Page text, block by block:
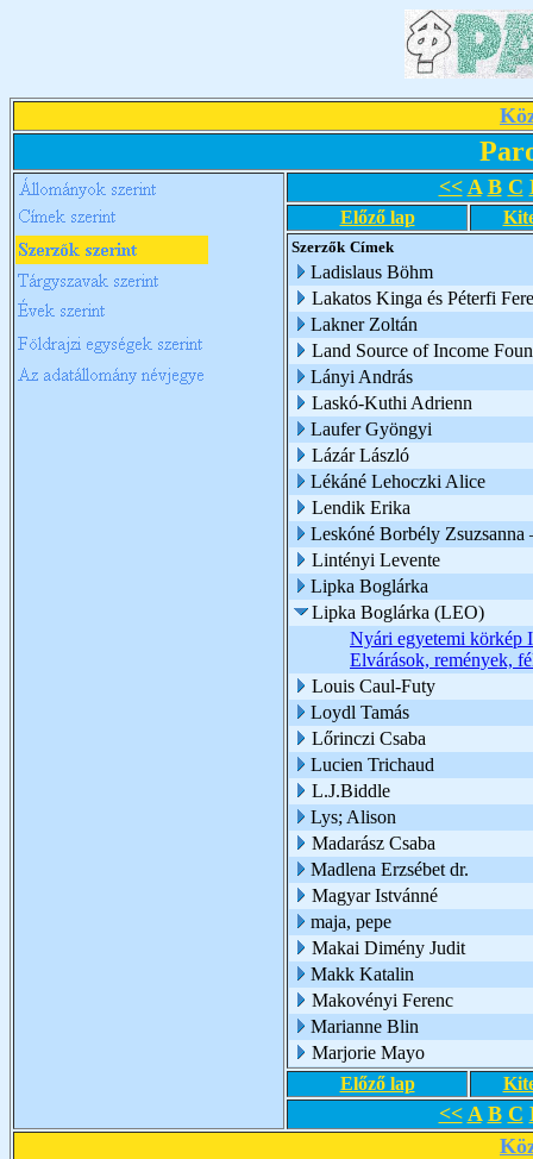
<< A B C
Előző lap
Szerzők Címek
Ladislaus Böhm
Lakatos Kinga és Péterfi
Lakner Zoltán
Land Source of Income
Lányi András
Laskó-Kuthi Adrienn
Laufer Gyöngyi
Lázár László
Lékáné Lehoczki Alice
Lendik Erika
Leskóné Borbély Zsuzsanna
Lintényi Levente
Lipka Boglárka
Lipka Boglárka (LEO)
Nyári egyetemi körkép
Elvárások, remények,
Louis Caul-Futy
Loydl Tamás
Lőrinczi Csaba
Lucien Trichaud
L.J.Biddle
Lys; Alison
Madarász Csaba
Madlena Erzsébet dr.
Magyar Istvánné
maja, pepe
Makai Dimény Judit
Makk Katalin
Makovényi Ferenc
Marianne Blin
Marjorie Mayo
Előző lap
<< A B C